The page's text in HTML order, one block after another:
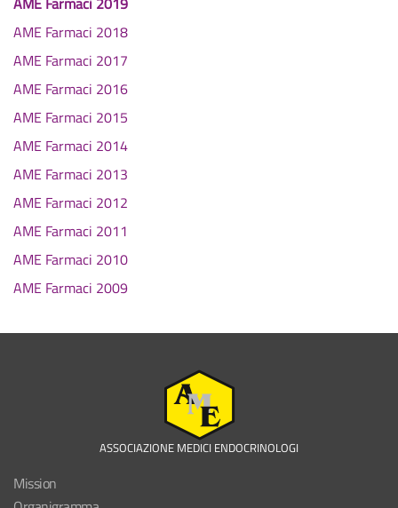
AME Farmaci 2018
AME Farmaci 2017
AME Farmaci 2016
AME Farmaci 2015
AME Farmaci 2014
AME Farmaci 2013
AME Farmaci 2012
AME Farmaci 2011
AME Farmaci 2010
AME Farmaci 2009
ASSOCIAZIONE MEDICI ENDOCRINOLOGI
Mission